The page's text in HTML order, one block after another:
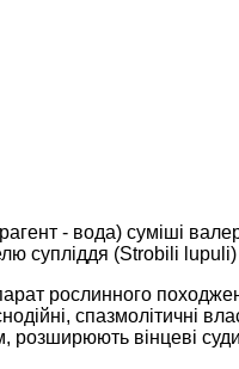
- вода) суміші
супліддя (Strobili lupuli)
рослинного
спазмолітичні
розширюють вінцеві